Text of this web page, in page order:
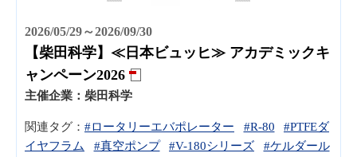
2026/05/29～2026/09/30
【柴田科学】≪日本ビュッヒ≫ アカデミックキ
ャンペーン2026
主催企業： 柴田科学
関連タグ： #ロータリーエバポレーター #R-80
#PTFEダ
イヤフラム
#真空ポンプ #V-180シリーズ
#ケルダール